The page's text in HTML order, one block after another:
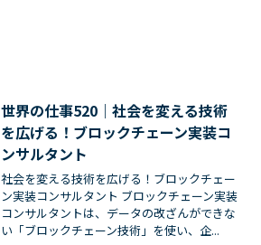
世界の仕事520｜社会を変える技術
を広げる！ブロックチェーン実装コ
ンサルタント
社会を変える技術を広げる！ブロックチェー
ン実装コンサルタント ブロックチェーン実装
コンサルタントは、データの改ざんができな
い「ブロックチェーン技術」を使い、企...